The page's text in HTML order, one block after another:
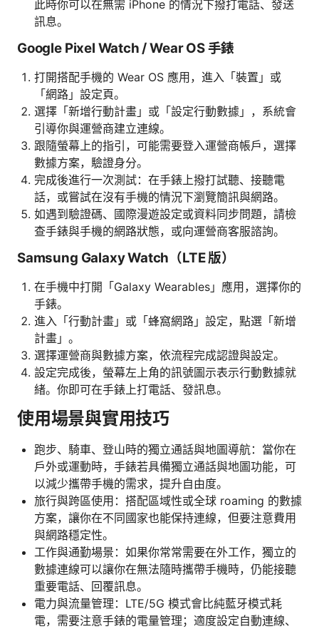
此時你可以在無需 iPhone 的情況下撥打電話、發送
訊息。
Google Pixel Watch / Wear OS 手錶
打開搭配手機的 Wear OS 應用，進入「裝置」或
「網路」設定頁。
選擇「新增行動計畫」或「設定行動數據」，系統會
引導你與運營商建立連線。
跟隨螢幕上的指引，可能需要登入運營商帳戶，選擇
數據方案，驗證身分。
完成後進行一次測試：在手錶上撥打試聽、接聽電
話，或嘗試在沒有手機的情況下瀏覽簡訊與網路。
如遇到驗證碼、國際漫遊設定或資料同步問題，請檢
查手錶與手機的網路狀態，或向運營商客服諮詢。
Samsung Galaxy Watch（LTE 版）
在手機中打開「Galaxy Wearables」應用，選擇你的
手錶。
進入「行動計畫」或「蜂窩網路」設定，點選「新增
計畫」。
選擇運營商與數據方案，依流程完成認證與設定。
設定完成後，螢幕左上角的訊號圖示表示行動數據就
緒。你即可在手錶上打電話、發訊息。
使用場景與實用技巧
跑步、騎車、登山時的獨立通話與地圖導航：當你在
戶外或運動時，手錶若具備獨立通話與地圖功能，可
以減少攜帶手機的需求，提升自由度。
旅行與跨區使用：搭配區域性或全球 roaming 的數據
方案，讓你在不同國家也能保持連線，但要注意費用
與網路穩定性。
工作與通勤場景：如果你常常需要在外工作，獨立的
數據連線可以讓你在無法隨時攜帶手機時，仍能接聽
重要電話、回覆訊息。
電力與流量管理：LTE/5G 模式會比純藍牙模式耗
電，需要注意手錶的電量管理；適度設定自動連線、